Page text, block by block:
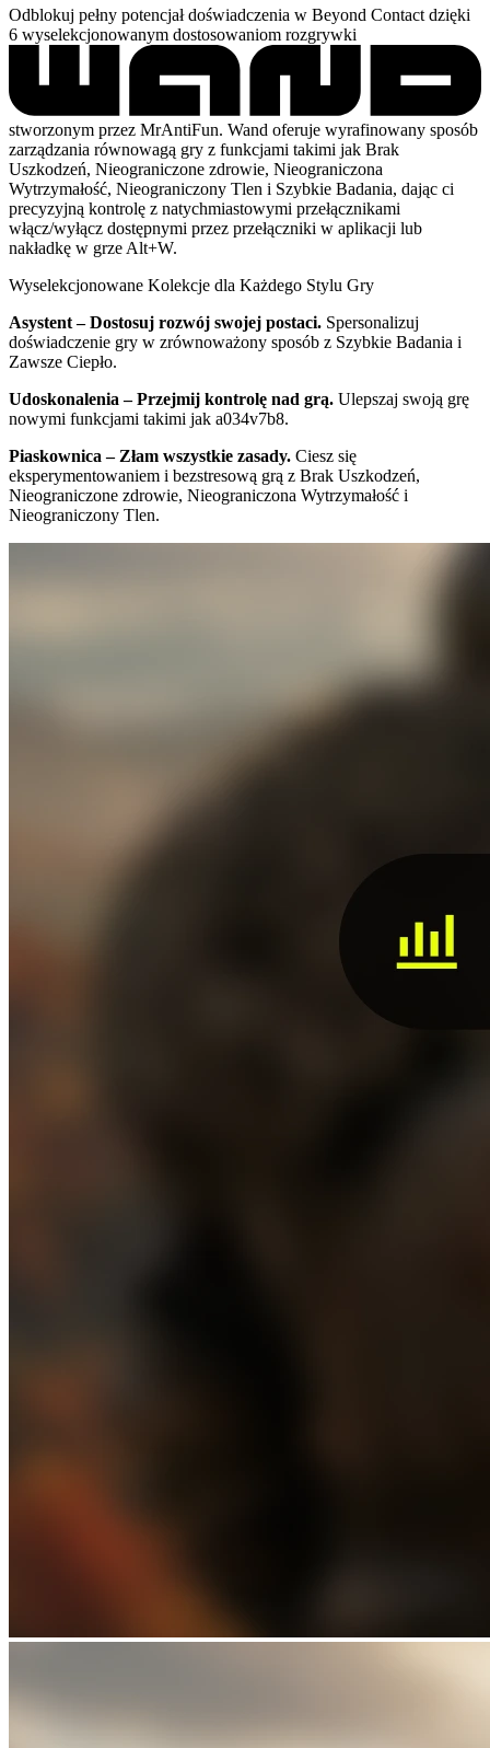
Odblokuj pełny potencjał doświadczenia w Beyond Contact dzięki
6 wyselekcjonowanym dostosowaniom rozgrywki
stworzonym przez MrAntiFun. Wand oferuje wyrafinowany sposób
zarządzania równowagą gry z funkcjami takimi jak Brak
Uszkodzeń, Nieograniczone zdrowie, Nieograniczona
Wytrzymałość, Nieograniczony Tlen i Szybkie Badania, dając ci
precyzyjną kontrolę z natychmiastowymi przełącznikami
włącz/wyłącz dostępnymi przez przełączniki w aplikacji lub
nakładkę w grze Alt+W.
Wyselekcjonowane Kolekcje dla Każdego Stylu Gry
Asystent – Dostosuj rozwój swojej postaci. Spersonalizuj
doświadczenie gry w zrównoważony sposób z Szybkie Badania i
Zawsze Ciepło.
Udoskonalenia – Przejmij kontrolę nad grą. Ulepszaj swoją grę
nowymi funkcjami takimi jak a034v7b8.
Piaskownica – Złam wszystkie zasady. Ciesz się
eksperymentowaniem i bezstresową grą z Brak Uszkodzeń,
Nieograniczone zdrowie, Nieograniczona Wytrzymałość i
Nieograniczony Tlen.